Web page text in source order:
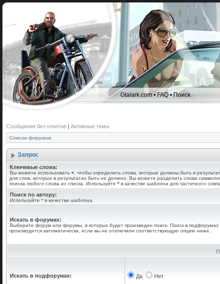
Gtalark.com •FAQ•Поиск
Сообщения без ответов | Активные темы
Список форумов
Запрос
Ключевые слова:
Вы можете использовать + , чтобы определить слова, которые должны быть в
для слов, которых в результатах быть не должно. Вы можете разделить слова
поиска любого слова из списка. Используйте * в качестве шаблона для частичного
Поиск по автору:
Используйте * в качестве шаблона.
Искать в форумах:
Выберите форум или форумы, в которых будет произведен поиск. Поиск в подфорумах
производится автоматически, если вы не отключили соответствующую опцию ниже.
Искать в подфорумах: Да Нет